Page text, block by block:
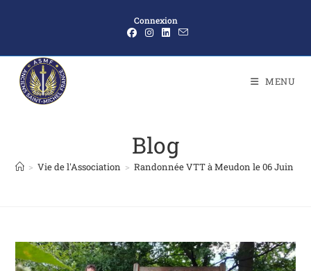
Connexion
MENU
Blog
> Vie de l'Association > Randonnée VTT à Meudon le 06 Juin